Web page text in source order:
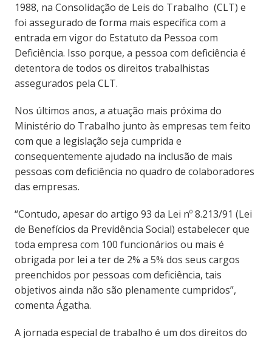
1988, na Consolidação de Leis do Trabalho (CLT) e
foi assegurado de forma mais específica com a
entrada em vigor do Estatuto da Pessoa com
Deficiência. Isso porque, a pessoa com deficiência é
detentora de todos os direitos trabalhistas
assegurados pela CLT.
Nos últimos anos, a atuação mais próxima do
Ministério do Trabalho junto às empresas tem feito
com que a legislação seja cumprida e
consequentemente ajudado na inclusão de mais
pessoas com deficiência no quadro de colaboradores
das empresas.
“Contudo, apesar do artigo 93 da Lei nº 8.213/91 (Lei
de Benefícios da Previdência Social) estabelecer que
toda empresa com 100 funcionários ou mais é
obrigada por lei a ter de 2% a 5% dos seus cargos
preenchidos por pessoas com deficiência, tais
objetivos ainda não são plenamente cumpridos”,
comenta Ágatha.
A jornada especial de trabalho é um dos direitos do